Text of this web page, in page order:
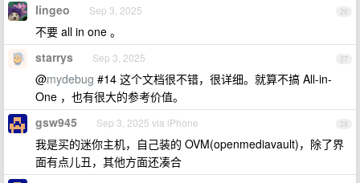
26
lingeo Sep 3, 2025
不要 all in one 。
27
starrys Sep 3, 2025
@mydebug #14 这个文档很不错，很详细。就算不搞 All-in-
One ，也有很大的参考价值。
28
gsw945 Sep 3, 2025 via iPhone
我是买的迷你主机，自己装的 OVM(openmediavault)，除了界
面有点儿丑，其他方面还凑合